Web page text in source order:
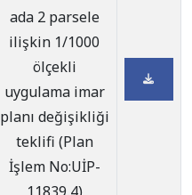
ada 2 parsele
ilişkin 1/1000
ölçekli
uygulama imar
planı değişikliği
teklifi (Plan
İşlem No:UİP-